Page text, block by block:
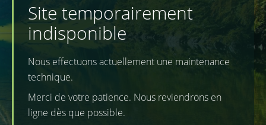
Site temporairement
indisponible
Nous effectuons actuellement une maintenance
technique.
Merci de votre patience. Nous reviendrons en
ligne dès que possible.